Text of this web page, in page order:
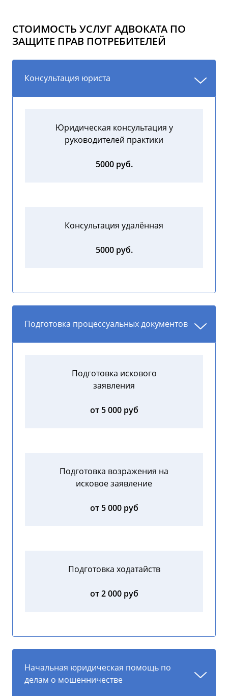
СТОИМОСТЬ УСЛУГ АДВОКАТА ПО
ЗАЩИТЕ ПРАВ ПОТРЕБИТЕЛЕЙ
Консультация юриста
Юридическая консультация у
руководителей практики
5000 руб.
Консультация удалённая
5000 руб.
Подготовка процессуальных документов
Подготовка искового
заявления
от 5 000 руб
Подготовка возражения на
исковое заявление
от 5 000 руб
Подготовка ходатайств
от 2 000 руб
Начальная юридическая помощь по
делам о мошенничестве